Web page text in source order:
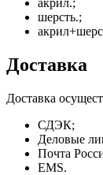
акрил.;
шерсть.;
Доставка
Доставка
СДЭК;
Деловые
Почта
EMS.